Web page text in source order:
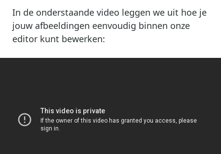
In de onderstaande video leggen we uit hoe je
jouw afbeeldingen eenvoudig binnen onze
editor kunt bewerken: